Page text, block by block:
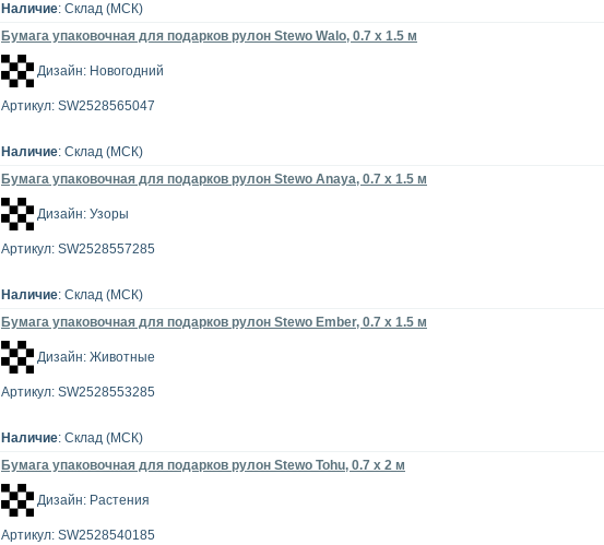
Наличие: Склад (МСК)
Бумага упаковочная для подарков рулон Stewo Walo, 0.7 x 1.5 м
Дизайн: Новогодний
Артикул: SW2528565047
Наличие: Склад (МСК)
Бумага упаковочная для подарков рулон Stewo Anaya, 0.7 x 1.5 м
Дизайн: Узоры
Артикул: SW2528557285
Наличие: Склад (МСК)
Бумага упаковочная для подарков рулон Stewo Ember, 0.7 x 1.5 м
Дизайн: Животные
Артикул: SW2528553285
Наличие: Склад (МСК)
Бумага упаковочная для подарков рулон Stewo Tohu, 0.7 x 2 м
Дизайн: Растения
Артикул: SW2528540185